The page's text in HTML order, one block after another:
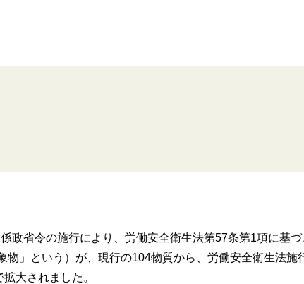
政省令の施行により、労働安全衛生法第57条第1項に基
物」という）が、現行の104物質から、労働安全衛生法
大されました。